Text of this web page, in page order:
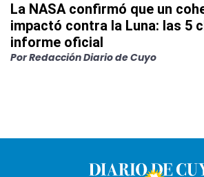
La NASA confirmó que un
impactó contra la Luna: las 5
informe oficial
PorRedacción Diario de Cuyo